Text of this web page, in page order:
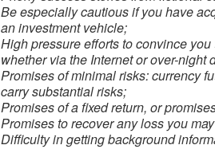
Be especially cautious if you have
an investment vehicle;
High pressure efforts to convince
whether via the Internet or over-night
Promises of minimal risks: currency
carry substantial risks;
Promises of a fixed return, or
Promises to recover any loss you
Difficulty in getting background